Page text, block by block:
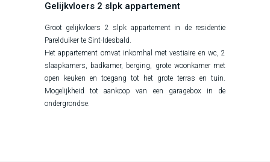
Gelijkvloers 2 slpk appartement
Groot gelijkvloers 2 slpk appartement in de residentie
Parelduiker te Sint-Idesbald.
Het appartement omvat inkomhal met vestiaire en wc, 2
slaapkamers, badkamer, berging, grote woonkamer met
open keuken en toegang tot het grote terras en tuin.
Mogelijkheid tot aankoop van een garagebox in de
ondergrondse.